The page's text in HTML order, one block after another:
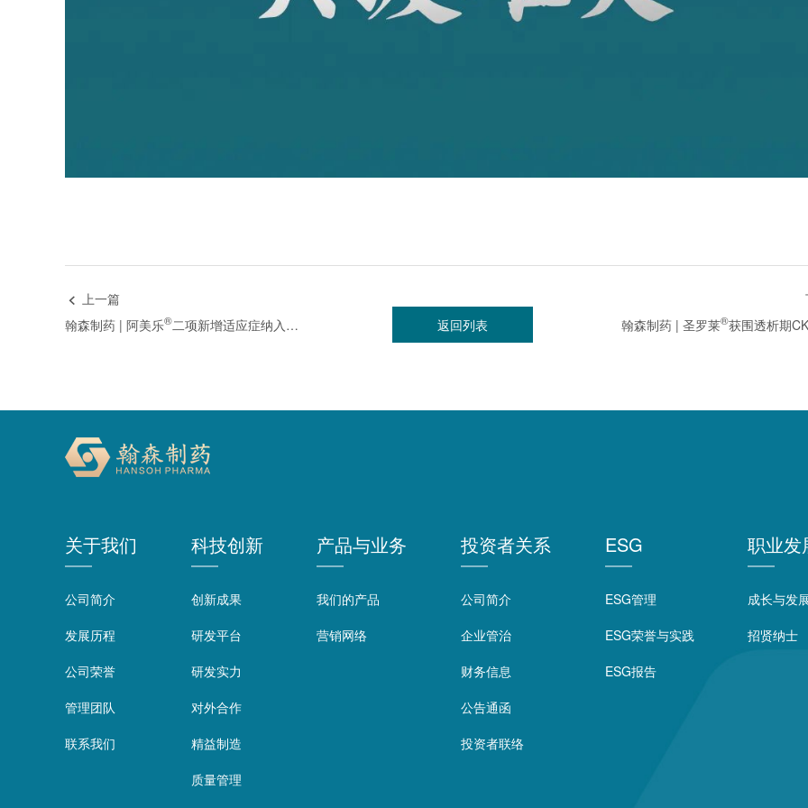
 上一篇
翰森制药 | 阿美乐®二项新增适应症纳入2025国家医保目录，多款创新药成功续约 翰森制药 | 圣罗莱®获围透析期CKD管理指南推荐，权威认可
返回列表
关于我们
公司简介
发展历程
公司荣誉
管理团队
联系我们
科技创新
创新成果
研发平台
研发实力
对外合作
精益制造
质量管理
产品与业务
我们的产品
营销网络
投资者关系
公司简介
企业管治
财务信息
公告通函
投资者联络
ESG
ESG管理
ESG荣誉与实践
ESG报告
职业发
成长与发
招贤纳士